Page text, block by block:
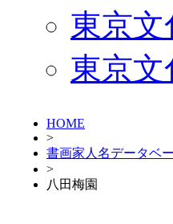
東京
東京文
HOME
>
書画家人名データベ
>
八田梅園